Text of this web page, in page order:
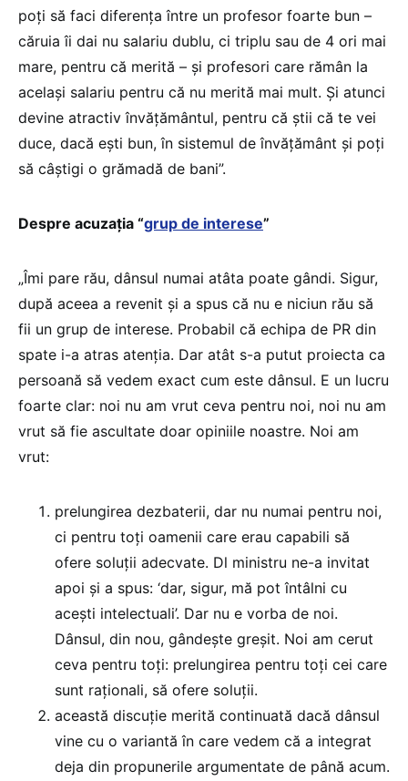
poți să faci diferența între un profesor foarte bun –
căruia îi dai nu salariu dublu, ci triplu sau de 4 ori mai
mare, pentru că merită – și profesori care rămân la
același salariu pentru că nu merită mai mult. Și atunci
devine atractiv învățământul, pentru că știi că te vei
duce, dacă ești bun, în sistemul de învățământ și poți
să câștigi o grămadă de bani”.
Despre acuzația “grup de interese”
„Îmi pare rău, dânsul numai atâta poate gândi. Sigur,
după aceea a revenit și a spus că nu e niciun rău să
fii un grup de interese. Probabil că echipa de PR din
spate i-a atras atenția. Dar atât s-a putut proiecta ca
persoană să vedem exact cum este dânsul. E un lucru
foarte clar: noi nu am vrut ceva pentru noi, noi nu am
vrut să fie ascultate doar opiniile noastre. Noi am
vrut:
prelungirea dezbaterii, dar nu numai pentru noi,
ci pentru toți oamenii care erau capabili să
ofere soluții adecvate. Dl ministru ne-a invitat
apoi și a spus: ‘dar, sigur, mă pot întâlni cu
acești intelectuali’. Dar nu e vorba de noi.
Dânsul, din nou, gândește greșit. Noi am cerut
ceva pentru toți: prelungirea pentru toți cei care
sunt raționali, să ofere soluții.
această discuție merită continuată dacă dânsul
vine cu o variantă în care vedem că a integrat
deja din propunerile argumentate de până acum.